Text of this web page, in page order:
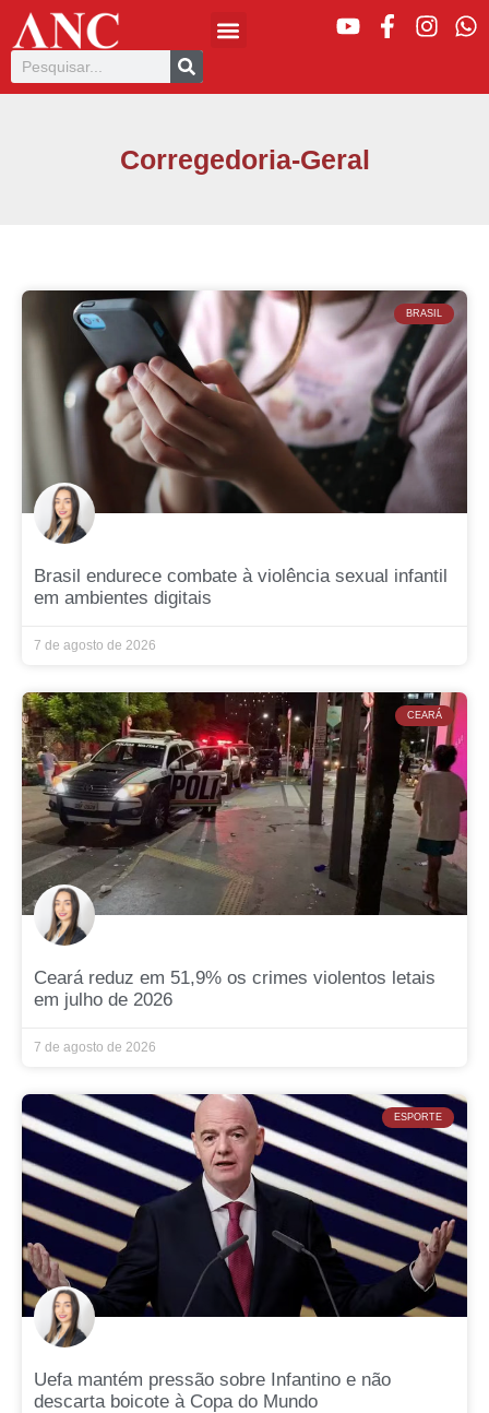
Corregedoria-Geral
BRASIL
Brasil endurece combate à violência sexual infantil
em ambientes digitais
7 de agosto de 2026
CEARÁ
Ceará reduz em 51,9% os crimes violentos letais
em julho de 2026
7 de agosto de 2026
ESPORTE
Uefa mantém pressão sobre Infantino e não
descarta boicote à Copa do Mundo